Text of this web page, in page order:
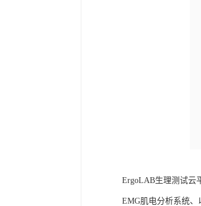
ErgoLAB生理测试云
EMG肌电分析系统、